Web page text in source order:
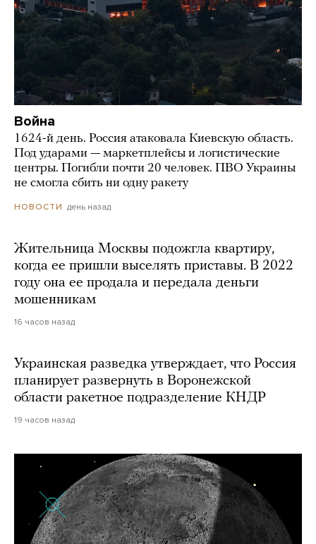
Война
1624-й день. Россия атаковала Киевскую область.
Под ударами — маркетплейсы и логистические
центры. Погибли почти 20 человек. ПВО Украины
не смогла сбить ни одну ракету
НОВОСТИ день назад
Жительница Москвы подожгла квартиру,
когда ее пришли выселять приставы. В 2022
году она ее продала и передала деньги
мошенникам
16 часов назад
Украинская разведка утверждает, что Россия
планирует развернуть в Воронежской
области ракетное подразделение КНДР
19 часов назад